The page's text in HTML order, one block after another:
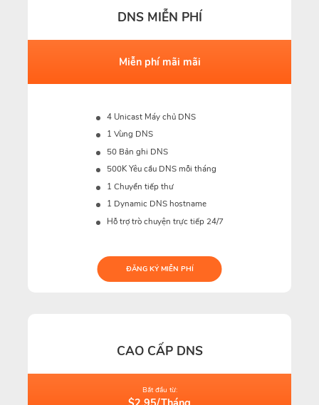
DNS MIỄN PHÍ
Miễn phí mãi mãi
4 Unicast Máy chủ DNS
1 Vùng DNS
50 Bản ghi DNS
500K Yêu cầu DNS mỗi tháng
1 Chuyển tiếp thư
1 Dynamic DNS hostname
Hỗ trợ trò chuyện trực tiếp 24/7
ĐĂNG KÝ MIỄN PHÍ
CAO CẤP DNS
Bắt đầu từ: